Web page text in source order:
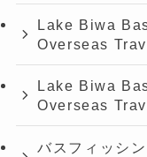
Lake Biwa
Overseas
Lake Biwa
Overseas
バスフィッシ